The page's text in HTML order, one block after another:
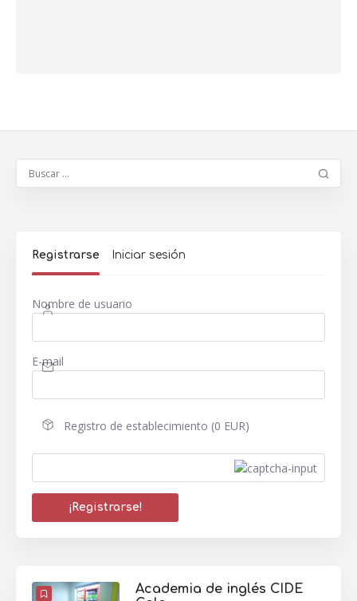
Registrarse Iniciar sesión
Nombre de usuario
E-mail
Registro de establecimiento (0 EUR)
Academia de inglés CIDE